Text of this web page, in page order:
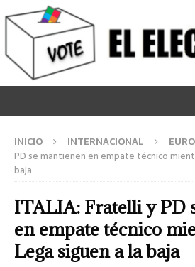
INICIO INTERNACIONAL
PD se mantienen en empate técnico
baja
ITALIA: Fratelli y PD
en empate técnico
Lega siguen a la baja